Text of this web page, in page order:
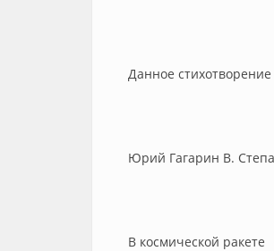
Данное
Юрий Гагарин В.
В космической ракете